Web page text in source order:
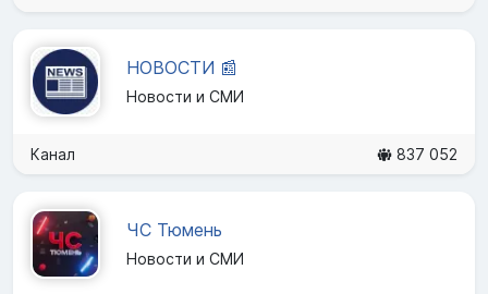
НОВОСТИ 📰
Новости и СМИ
Канал 837 052
ЧС Тюмень
Новости и СМИ